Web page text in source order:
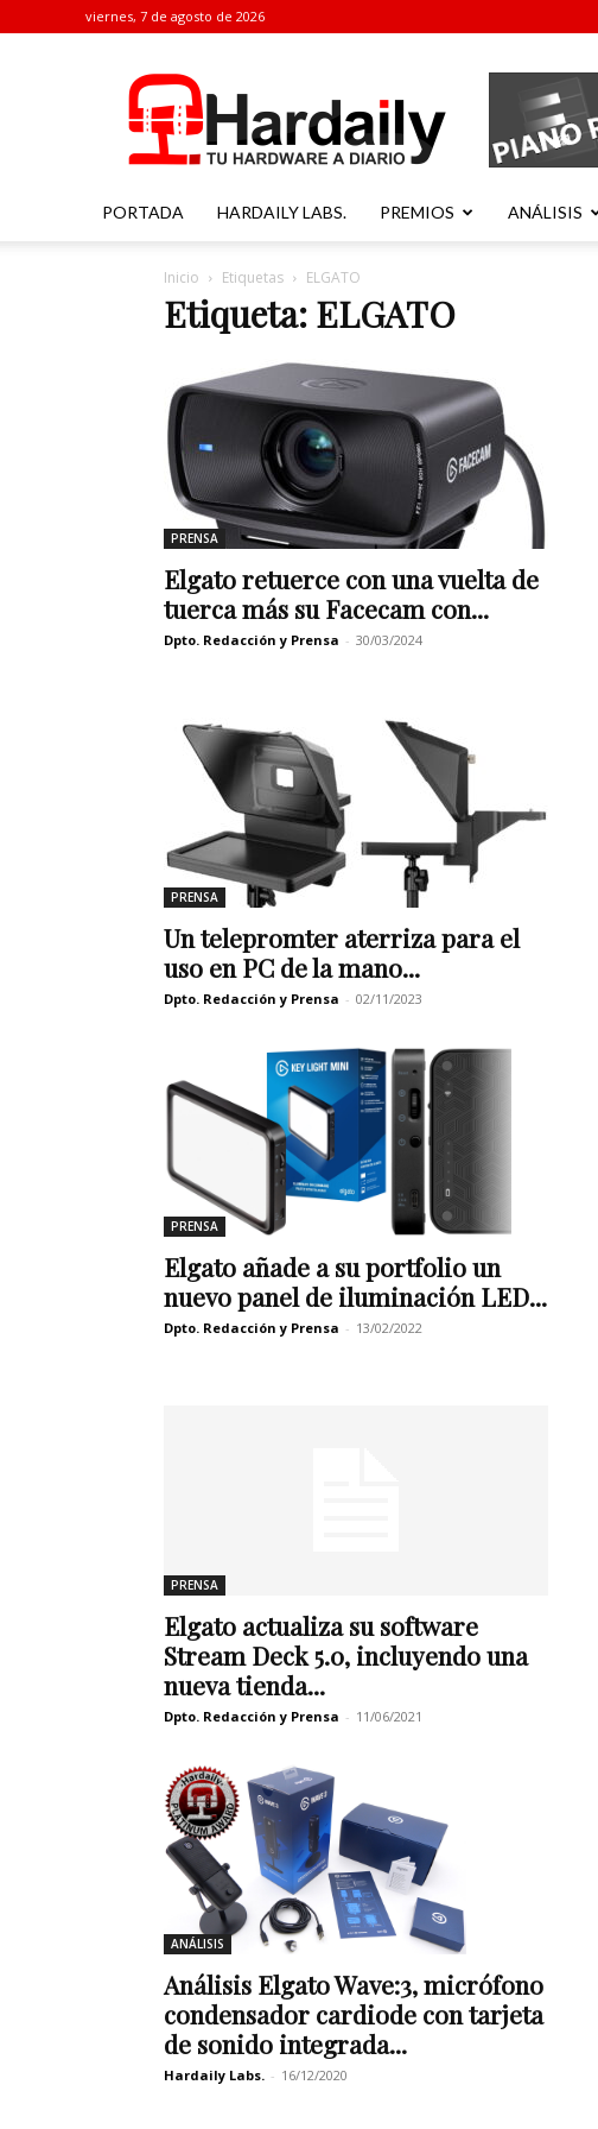
viernes, 7 de agosto de 2026
PORTADA HARDAILY LABS. PREMIOS ANÁLISIS
Inicio Etiquetas ELGATO
Etiqueta: ELGATO
PRENSA
Elgato retuerce con una vuelta de
tuerca más su Facecam con...
Dpto. Redacción y Prensa - 30/03/2024
PRENSA
Un telepromter aterriza para el
uso en PC de la mano...
Dpto. Redacción y Prensa - 02/11/2023
PRENSA
Elgato añade a su portfolio un
nuevo panel de iluminación LED...
Dpto. Redacción y Prensa - 13/02/2022
PRENSA
Elgato actualiza su software
Stream Deck 5.0, incluyendo una
nueva tienda...
Dpto. Redacción y Prensa - 11/06/2021
ANÁLISIS
Análisis Elgato Wave:3, micrófono
condensador cardiode con tarjeta
de sonido integrada...
Hardaily Labs. - 16/12/2020